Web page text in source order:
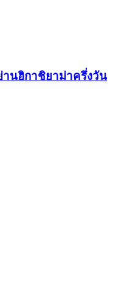
านฮิกาชิยาม่าครึ่งวัน